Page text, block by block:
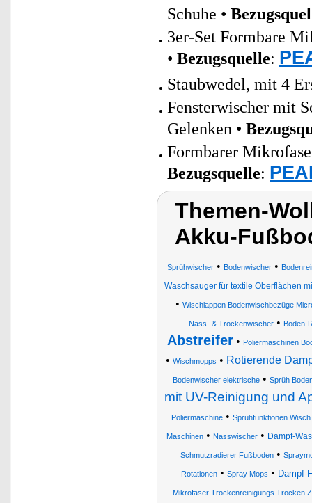
Schuhe •
3er-Set Formbare
• Bezugsquelle:
Staubwedel, mit 4
Fensterwischer mit
Gelenken •
Formbarer
Bezugsquelle:
Themen-
Akku-
Sprühwischer• Bodenwischer•
Waschsauger für textile Oberflächen
• Wischlappen Bodenwischbezüge
Nass- & Trockenwischer • Boden-
Abstreifer • Poliermaschinen
• Wischmopps • Rotierende
Bodenwischer elektrische • Sprüh
mit UV-Reinigung und
Poliermaschine • Sprühfunktionen
Maschinen• Nasswischer• Dampf-
Schmutzradierer Fußboden •
Rotationen• Spray Mops • Dampf-
Mikrofaser Trockenreinigungs Trocken